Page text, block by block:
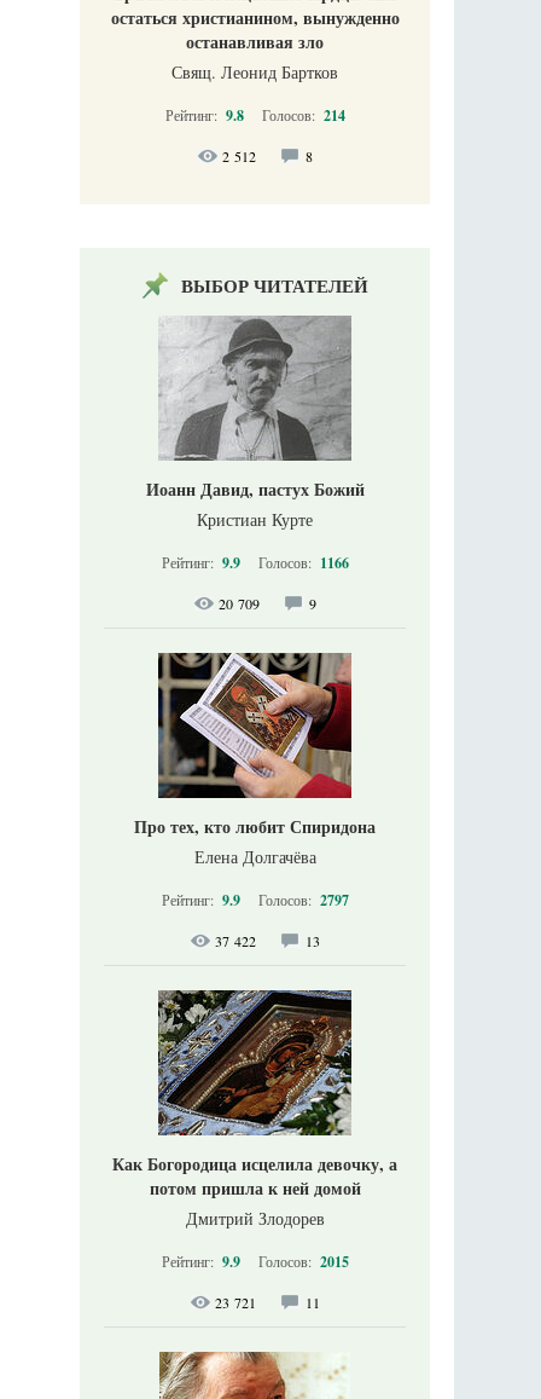
остаться христианином, вынужденно
останавливая зло
Свящ. Леонид Бартков
Рейтинг: 9.8 Голосов: 214
2 512 8
ВЫБОР ЧИТАТЕЛЕЙ
Иоанн Давид, пастух Божий
Кристиан Курте
Рейтинг: 9.9 Голосов: 1166
20 709 9
Про тех, кто любит Спиридона
Елена Долгачёва
Рейтинг: 9.9 Голосов: 2797
37 422 13
Как Богородица исцелила девочку, а
потом пришла к ней домой
Дмитрий Злодорев
Рейтинг: 9.9 Голосов: 2015
23 721 11